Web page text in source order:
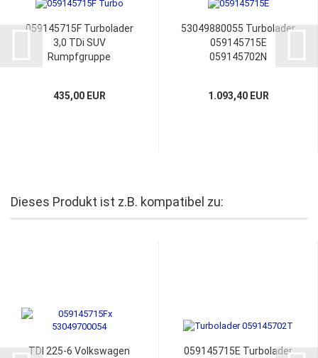
059145715F Turbolader
3,0 TDi SUV
Rumpfgruppe
059145702R
435,00 EUR
53049880055 Turbolader
059145715E
059145702N
059145702T
1.093,40 EUR
Dieses Produkt ist z.B. kompatibel zu:
TDI 225-6 Volkswagen
059145715E Turbolader